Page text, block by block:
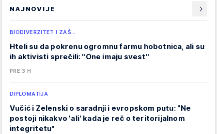
NAJNOVIJE
BIODIVERZITET I ZAŠ…
Hteli su da pokrenu ogromnu farmu hobotnica, ali su
ih aktivisti sprečili: "One imaju svest"
PRE 3 H
DIPLOMATIJA
Vučić i Zelenski o saradnji i evropskom putu: "Ne
postoji nikakvo 'ali' kada je reč o teritorijalnom
integritetu"